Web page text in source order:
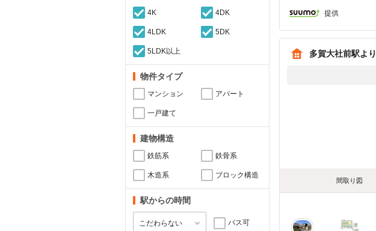
4K 4DK
4LDK 5DK
5LDK以上
物件タイプ
マンション アパート
一戸建て
建物構造
鉄筋系 鉄骨系
木造系 ブロック構造
駅からの時間
バス可
提供
多賀大社前駅よ
間取り図